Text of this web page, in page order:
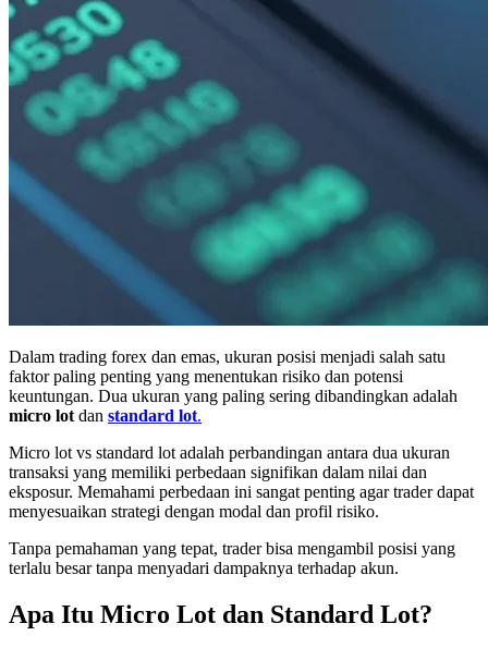
Dalam trading forex dan emas, ukuran posisi menjadi salah satu
faktor paling penting yang menentukan risiko dan potensi
keuntungan. Dua ukuran yang paling sering dibandingkan adalah
micro lot dan standard lot.
Micro lot vs standard lot adalah perbandingan antara dua ukuran
transaksi yang memiliki perbedaan signifikan dalam nilai dan
eksposur. Memahami perbedaan ini sangat penting agar trader dapat
menyesuaikan strategi dengan modal dan profil risiko.
Tanpa pemahaman yang tepat, trader bisa mengambil posisi yang
terlalu besar tanpa menyadari dampaknya terhadap akun.
Apa Itu Micro Lot dan Standard Lot?